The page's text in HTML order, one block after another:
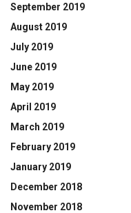
September 2019
August 2019
July 2019
June 2019
May 2019
April 2019
March 2019
February 2019
January 2019
December 2018
November 2018